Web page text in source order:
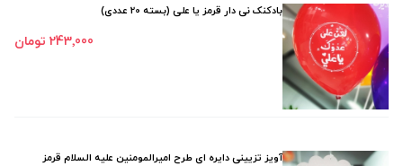
بادکنک نی دار قرمز یا علی (بسته 20 عددی)
243٬000 تومان
آویز تزیینی دایره ای طرح امیرالمومنین علیه السلام قرمز